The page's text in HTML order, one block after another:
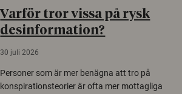
Varför tror vissa på rysk
desinformation?
30 juli 2026
Personer som är mer benägna att tro på
konspirationsteorier är ofta mer mottagliga